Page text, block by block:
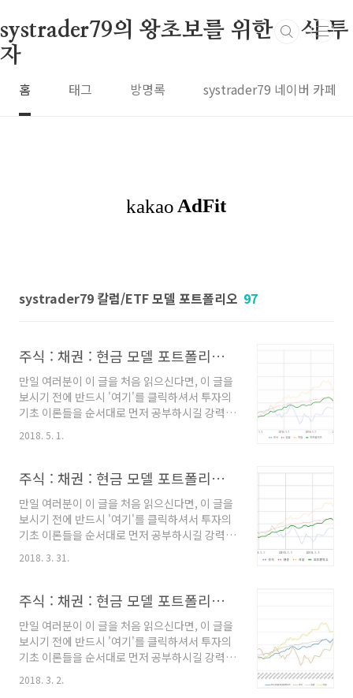
systrader79의 왕초보를 위한 주식 투
자
홈 태그 방명록 systrader79 네이버 카페
systrader79 칼럼/ETF 모델 포트폴리오 97
주식 : 채권 : 현금 모델 포트폴리오 (36)
만일 여러분이 이 글을 처음 읽으신다면, 이 글을
보시기 전에 반드시 '여기'를 클릭하셔서 투자의
기초 이론들을 순서대로 먼저 공부하시길 강력히
요청합니다. 왜냐하면, 이 내용을 알고 있지 않으
면 왜 이런 식의 투자를 해야하는지 이해하기 어
정립된 투자 규칙을 흔들림없이 오랜 기간 유지
----------------------------------------------
-------------------------- 주식:채권:현금 혼합
평균 모멘텀 비중 분산투자 전략(전략에 대한 상
세한 내용은 링크를 클릭하시기 바랍니다.) 2018
2018. 5. 1.
주식 : 채권 : 현금 모델 포트폴리오 (35)
만일 여러분이 이 글을 처음 읽으신다면, 이 글을
보시기 전에 반드시 '여기'를 클릭하셔서 투자의
기초 이론들을 순서대로 먼저 공부하시길 강력히
요청합니다. 왜냐하면, 이 내용을 알고 있지 않으
면 왜 이런 식의 투자를 해야하는지 이해하기 어
정립된 투자 규칙을 흔들림없이 오랜 기간 유지
----------------------------------------------
-------------------------- 주식:채권:현금 혼합
평균 모멘텀 비중 분산투자 전략(전략에 대한 상
세한 내용은 링크를 클릭하시기 바랍니다.) 2018
2018. 3. 31.
주식 : 채권 : 현금 모델 포트폴리오 (35)
만일 여러분이 이 글을 처음 읽으신다면, 이 글을
보시기 전에 반드시 '여기'를 클릭하셔서 투자의
기초 이론들을 순서대로 먼저 공부하시길 강력히
요청합니다. 왜냐하면, 이 내용을 알고 있지 않으
면 왜 이런 식의 투자를 해야하는지 이해하기 어
2018. 3. 2.